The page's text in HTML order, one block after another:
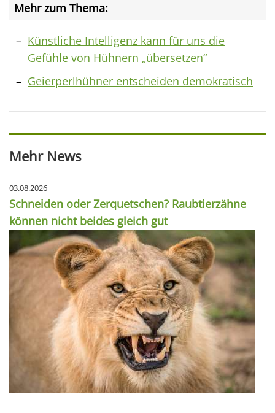
Mehr zum Thema:
Künstliche Intelligenz kann für uns die
Gefühle von Hühnern „übersetzen“
Geierperlhühner entscheiden demokratisch
Mehr News
03.08.2026
Schneiden oder Zerquetschen? Raubtierzähne
können nicht beides gleich gut